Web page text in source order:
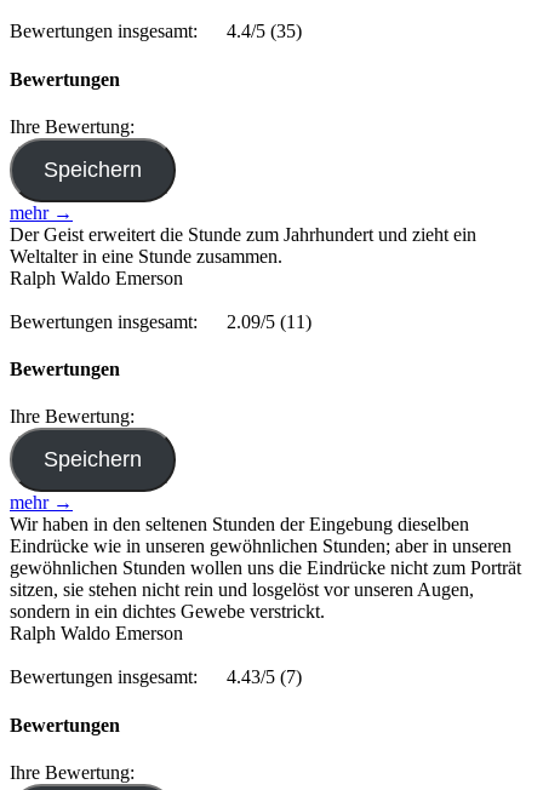
Bewertungen insgesamt: 4.4/5 (35)
Bewertungen
Ihre Bewertung:
mehr →
Der Geist erweitert die Stunde zum Jahrhundert und zieht ein
Weltalter in eine Stunde zusammen.
Ralph Waldo Emerson
Bewertungen insgesamt: 2.09/5 (11)
Bewertungen
Ihre Bewertung:
mehr →
Wir haben in den seltenen Stunden der Eingebung dieselben
Eindrücke wie in unseren gewöhnlichen Stunden; aber in unseren
gewöhnlichen Stunden wollen uns die Eindrücke nicht zum Porträt
sitzen, sie stehen nicht rein und losgelöst vor unseren Augen,
sondern in ein dichtes Gewebe verstrickt.
Ralph Waldo Emerson
Bewertungen insgesamt: 4.43/5 (7)
Bewertungen
Ihre Bewertung: